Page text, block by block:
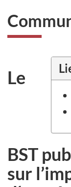
Le
BST
sur